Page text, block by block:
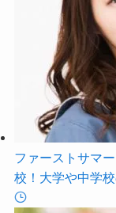
ファーストサマ
校！大学や中学